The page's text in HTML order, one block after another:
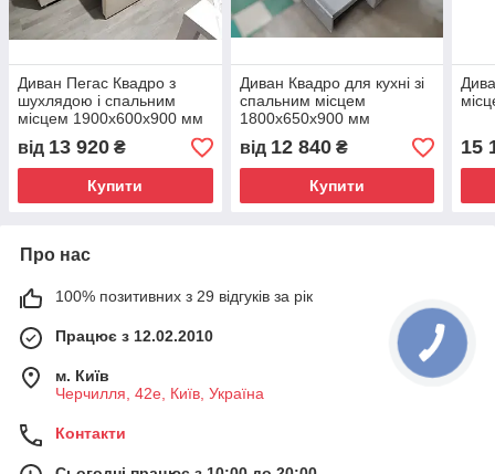
Диван Пегас Квадро з
шухлядою і спальним
місцем 1900х600х900 мм
від 13 920 ₴
Купити
Диван Квадро для кухні зі
спальним місцем
1800х650х900 мм
від 12 840₴
Купити
15
Про нас
100% позитивних з 29 відгуків за рік
Працює з 12.02.2010
м. Київ
Черчилля, 42е, Київ, Україна
Контакти